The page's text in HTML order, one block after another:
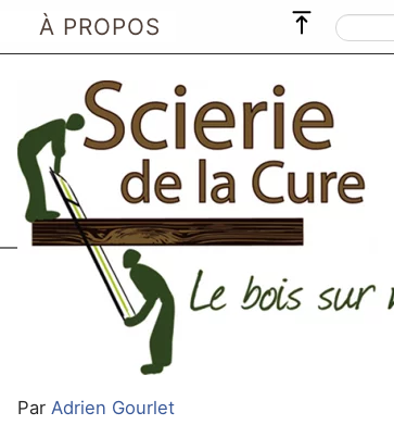
À PROPOS
Par Adrien Gourlet